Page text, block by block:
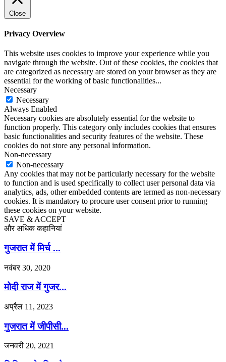
Close
Privacy Overview
This website uses cookies to improve your experience while you
navigate through the website. Out of these cookies, the cookies that
are categorized as necessary are stored on your browser as they are
essential for the working of basic functionalities...
Necessary
Necessary
Always Enabled
Necessary cookies are absolutely essential for the website to
function properly. This category only includes cookies that ensures
basic functionalities and security features of the website. These
cookies do not store any personal information.
Non-necessary
Non-necessary
Any cookies that may not be particularly necessary for the website
to function and is used specifically to collect user personal data via
analytics, ads, other embedded contents are termed as non-necessary
cookies. It is mandatory to procure user consent prior to running
these cookies on your website.
SAVE & ACCEPT
और अधिक कहानियां
गुजरात में मिर्च ...
नवंबर 30, 2020
मोदी राज में गुजर...
अप्रैल 11, 2023
गुजरात में जीपीसी...
जनवरी 20, 2021